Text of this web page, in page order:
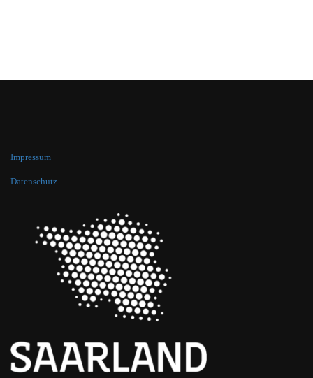
Impressum
Datenschutz